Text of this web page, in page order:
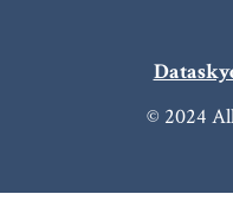
© 2024